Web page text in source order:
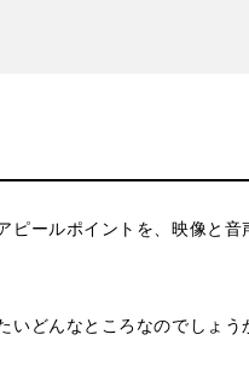
ピールポイントを、映像と
いどんなところなのでしょう